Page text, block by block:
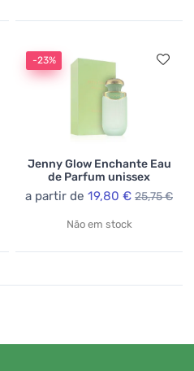
-23%
Jenny Glow Enchante Eau
de Parfum unissex
a partir de 19,80 € 25,75 €
Não em stock